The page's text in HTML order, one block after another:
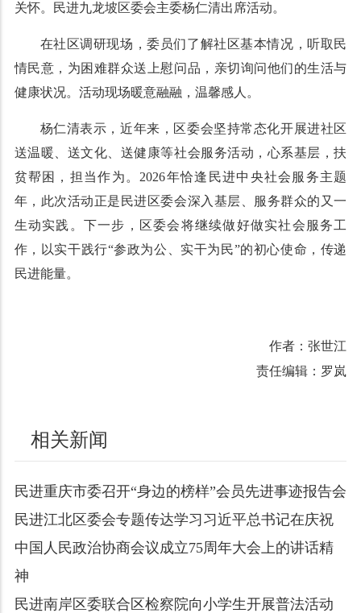
关怀。民进九龙坡区委会主委杨仁清出席活动。
在社区调研现场，委员们了解社区基本情况，听取民
情民意，为困难群众送上慰问品，亲切询问他们的生活与
健康状况。活动现场暖意融融，温馨感人。
杨仁清表示，近年来，区委会坚持常态化开展进社区
送温暖、送文化、送健康等社会服务活动，心系基层，扶
贫帮困，担当作为。2026年恰逢民进中央社会服务主题
年，此次活动正是民进区委会深入基层、服务群众的又一
生动实践。下一步，区委会将继续做好做实社会服务工
作，以实干践行“参政为公、实干为民”的初心使命，传递
民进能量。
作者：张世江
责任编辑：罗岚
相关新闻
民进重庆市委召开“身边的榜样”会员先进事迹报告会
民进江北区委会专题传达学习习近平总书记在庆祝
中国人民政治协商会议成立75周年大会上的讲话精
神
民进南岸区委联合区检察院向小学生开展普法活动